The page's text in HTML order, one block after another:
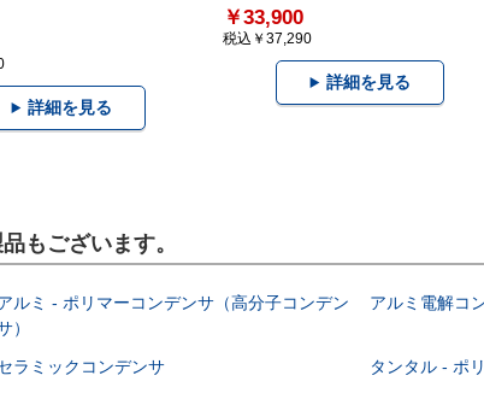
詳細を見る
￥33,900
税込￥37,290
詳細を見る
もございます。
ルミ - ポリマーコンデンサ（高分子コンデン
）
アルミ電解コ
ラミックコンデンサ タンタル - ポ